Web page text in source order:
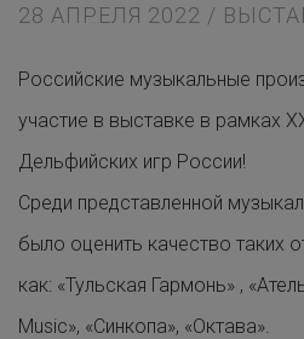
28 АПРЕЛЯ 2022 /
Российские музыкальные
участие в выставке в рамках
Дельфийских игр России!
Среди представленной
было оценить качество таких
как: «Тульская Гармонь» ,
Music», «Синкопа», «Октава».